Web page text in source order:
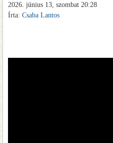
2026. június 13, szombat 20:28
Írta: Csaba Lantos